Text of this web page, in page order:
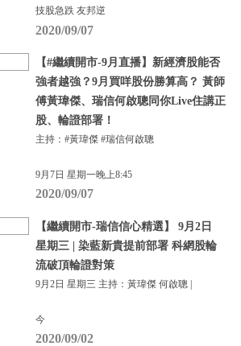
技股急跌 友邦逆
2020/09/07
【#繼續開市-9月直播】新經濟股能否
強者越強？9月買咩股份勝算高？ 黃師
傅黃瑋傑、瑞信何啟聰同你Live住講正
股、輪證部署！
主持：#黃瑋傑 #瑞信何啟聰
9月7日 星期一晚上8:45
2020/09/07
【繼續開市-瑞信信心精選】 9月2日
星期三 | 染藍新貴提前部署 科網股輪
流破頂輪證對策
9月2日 星期三 主持：黃瑋傑 何啟聰 |
今
2020/09/02